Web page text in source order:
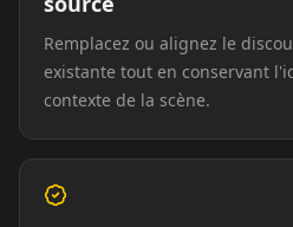
Remplacez ou alignez le
existante tout en conservant
contexte de la scène.